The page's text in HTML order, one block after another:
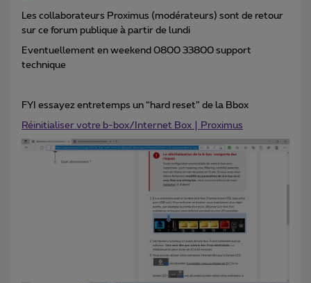
Les collaborateurs Proximus (modérateurs) sont de retour
sur ce forum publique à partir de lundi
Eventuellement en weekend 0800 33800 support
technique
FYI essayez entretemps un “hard reset” de la Bbox
Réinitialiser votre b-box/Internet Box | Proximus